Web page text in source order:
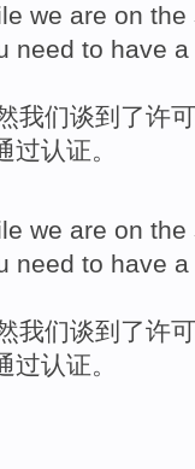
we are on
need to have
我们谈到了许可
过认证。
we are on
need to have
我们谈到了许可
过认证。